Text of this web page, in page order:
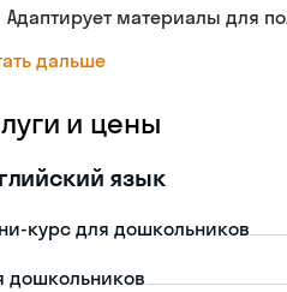
Адаптирует материалы для
дальше
и цены
язык
курс для дошкольников
дошкольников